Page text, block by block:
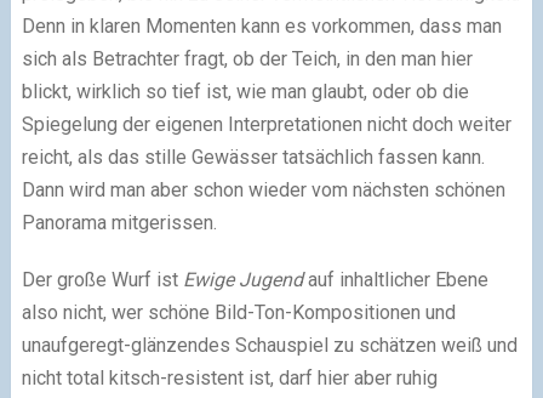
Denn in klaren Momenten kann es vorkommen, dass man
sich als Betrachter fragt, ob der Teich, in den man hier
blickt, wirklich so tief ist, wie man glaubt, oder ob die
Spiegelung der eigenen Interpretationen nicht doch weiter
reicht, als das stille Gewässer tatsächlich fassen kann.
Dann wird man aber schon wieder vom nächsten schönen
Panorama mitgerissen.
Der große Wurf ist Ewige Jugendauf inhaltlicher Ebene
also nicht, wer schöne Bild-Ton-Kompositionen und
unaufgeregt-glänzendes Schauspiel zu schätzen weiß und
nicht total kitsch-resistent ist, darf hier aber ruhig